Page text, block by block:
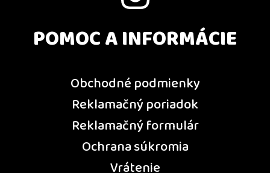
POMOC A INFORMÁCIE
Obchodné podmienky
Reklamačný poriadok
Reklamačný formulár
Ochrana súkromia